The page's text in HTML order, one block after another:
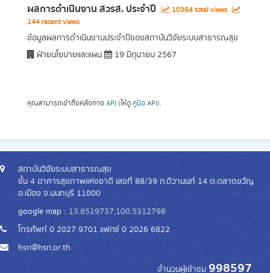
ผลการดำเนินงาน สวรส. ประจำปี
10364 total views
144 recent views
ข้อมูลผลการดำเนินงานประจำปีของสถาบันวิจัยระบบสาธารณสุข
ฝ่ายนโยบายและแผน
19 มิถุนายน 2567
คุณสามารถเข้าถึงคลังทาง API (ให้ดู คู่มือ API).
สถาบันวิจัยระบบสาธารณสุข
ชั้น 4 อาคารสุขภาพแห่งชาติ เลขที่ 88/39 ถ.ติวานนท์ 14 ต.ตลาดขวัญ
อ.เมือง จ.นนทบุรี 11000
google map : 13.8519737,100.5312798
โทรศัพท์ 0 2027 9701 แฟกซ์ 0 2026 6822
hsri@hsri.or.th
จำนวนผู้เข้าชม 998597